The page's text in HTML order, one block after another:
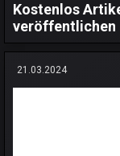
Kostenlos
veröffentlichen
21.03.2024